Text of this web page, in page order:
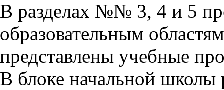
В разделах №№ 3, 4 и 5
образовательным
представлены учебные
В блоке начальной школы